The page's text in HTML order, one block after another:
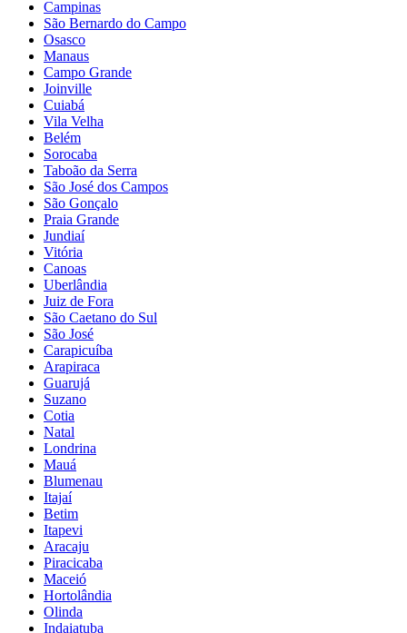
Campinas
São Bernardo do Campo
Osasco
Manaus
Campo Grande
Joinville
Cuiabá
Vila Velha
Belém
Sorocaba
Taboão da Serra
São José dos Campos
São Gonçalo
Praia Grande
Jundiaí
Vitória
Canoas
Uberlândia
Juiz de Fora
São Caetano do Sul
São José
Carapicuíba
Arapiraca
Guarujá
Suzano
Cotia
Natal
Londrina
Mauá
Blumenau
Itajaí
Betim
Itapevi
Aracaju
Piracicaba
Maceió
Hortolândia
Olinda
Indaiatuba